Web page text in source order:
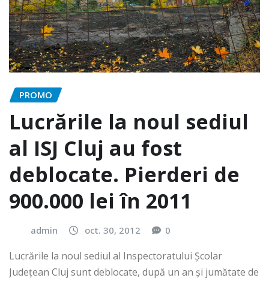
PROMO
Lucrările la noul sediul
al ISJ Cluj au fost
deblocate. Pierderi de
900.000 lei în 2011
admin oct. 30, 2012 0
Lucrările la noul sediul al Inspectoratului Școlar
Județean Cluj sunt deblocate, după un an și jumătate de